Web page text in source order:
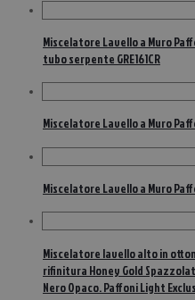
Miscelatore Lavello a Muro
tubo serpente GRE161CR
Miscelatore Lavello a Muro
Miscelatore Lavello a Muro
Miscelatore lavello alto in
rifinitura Honey Gold
Nero Opaco. Paffoni Light